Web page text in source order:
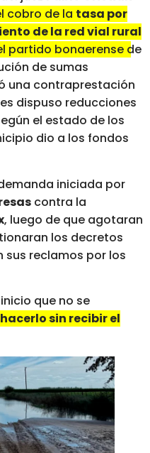
cobro de la tasa por
de la red vial rural
partido bonaerense de
de sumas
una contraprestación
dispuso reducciones
el estado de los
dio a los fondos
iniciada por
contra la
, luego de que agotaran
los decretos
sus reclamos por los
que no se
sin recibir el